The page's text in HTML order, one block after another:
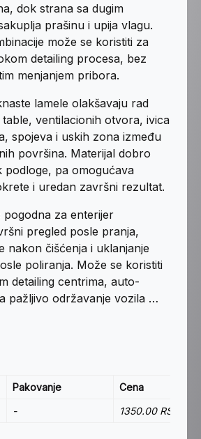
dok strana sa dugim
prašinu i upija vlagu.
može se koristiti za
detailing procesa, bez
menjanjem pribora.
lamele olakšavaju rad
ventilacionih otvora, ivica
spojeva i uskih zona između
površina. Materijal dobro
podloge, pa omogućava
i uredan završni rezultat.
pogodna za enterijer
pregled posle pranja,
nakon čišćenja i uklanjanje
poliranja. Može se koristiti
detailing centrima, auto-
pažljivo održavanje vozila …
Pakovanje
Cena
- 1350.00 RSD